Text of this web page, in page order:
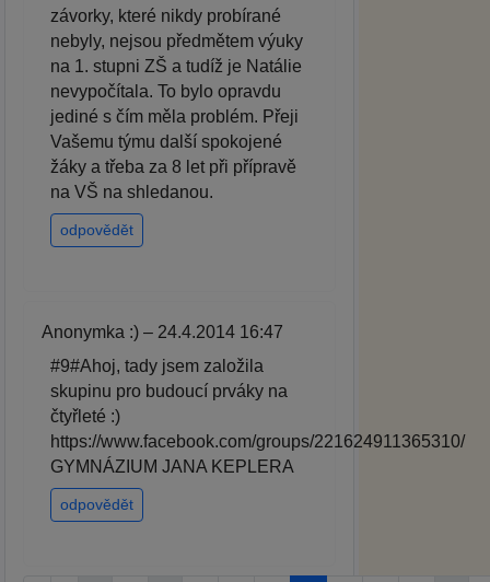
závorky, které nikdy probírané
nebyly, nejsou předmětem výuky
na 1. stupni ZŠ a tudíž je Natálie
nevypočítala. To bylo opravdu
jediné s čím měla problém. Přeji
Vašemu týmu další spokojené
žáky a třeba za 8 let při přípravě
na VŠ na shledanou.
odpovědět
Anonymka :) – 24.4.2014 16:47
#9#Ahoj, tady jsem založila
skupinu pro budoucí prváky na
čtyřleté :)
https://www.facebook.com/groups/221624911365310/
GYMNÁZIUM JANA KEPLERA
odpovědět